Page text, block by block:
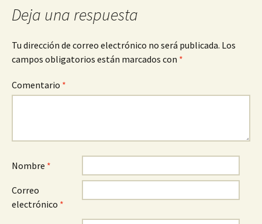
Deja una respuesta
Tu dirección de correo electrónico no será publicada. Los
campos obligatorios están marcados con *
Comentario *
Nombre *
Correo
electrónico *